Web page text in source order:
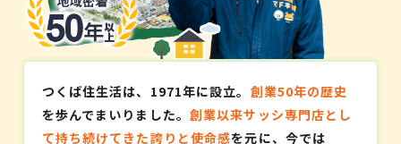
つくば住生活は、1971年に設立。 創業50年の歴史
を歩んでまいりました。 創業以来サッシ専門店とし
て持ち続けてきた誇りと使命感を元に、今では